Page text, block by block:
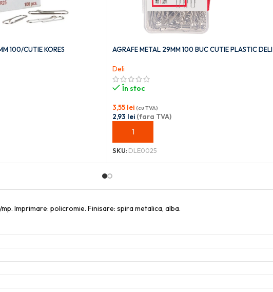
100/CUTIE KORES AGRAFE METAL 29MM 100 BUC CUTIE PLASTIC DELI
Deli
În stoc
3,55 lei (cu TVA)
2,93 lei (fara TVA)
ADAUGĂ ÎN COȘ
SKU:DLE0025
Imprimare: policromie. Finisare: spira metalica, alba.